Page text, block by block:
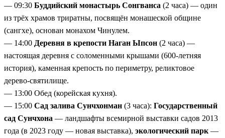
— 09:30 Буддийский монастырь Сонгванса (2 часа) — один
из трёх храмов триратны, посвящён монашеской общине
(сангхе), основан монахом Чинулем.
— 14:00 Деревня в крепости Наган Ыпсон (2 часа) —
настоящая деревня с соломенными крышами (600-летняя
история), каменная крепость по периметру, реликтовое
дерево-святилище.
— 13:00 Обед (корейская кухня).
— 15:00 Сад залива Сунчхонман (3 часа): Государственный
сад Сунчхона — ландшафты всемирной выставки садов 2013
года (в 2023 году — новая выставка), экологический парк —